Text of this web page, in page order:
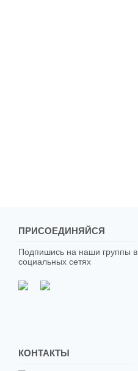
ПРИСОЕДИНЯЙСЯ
Подпишись на наши группы в
социальных сетях
КОНТАКТЫ